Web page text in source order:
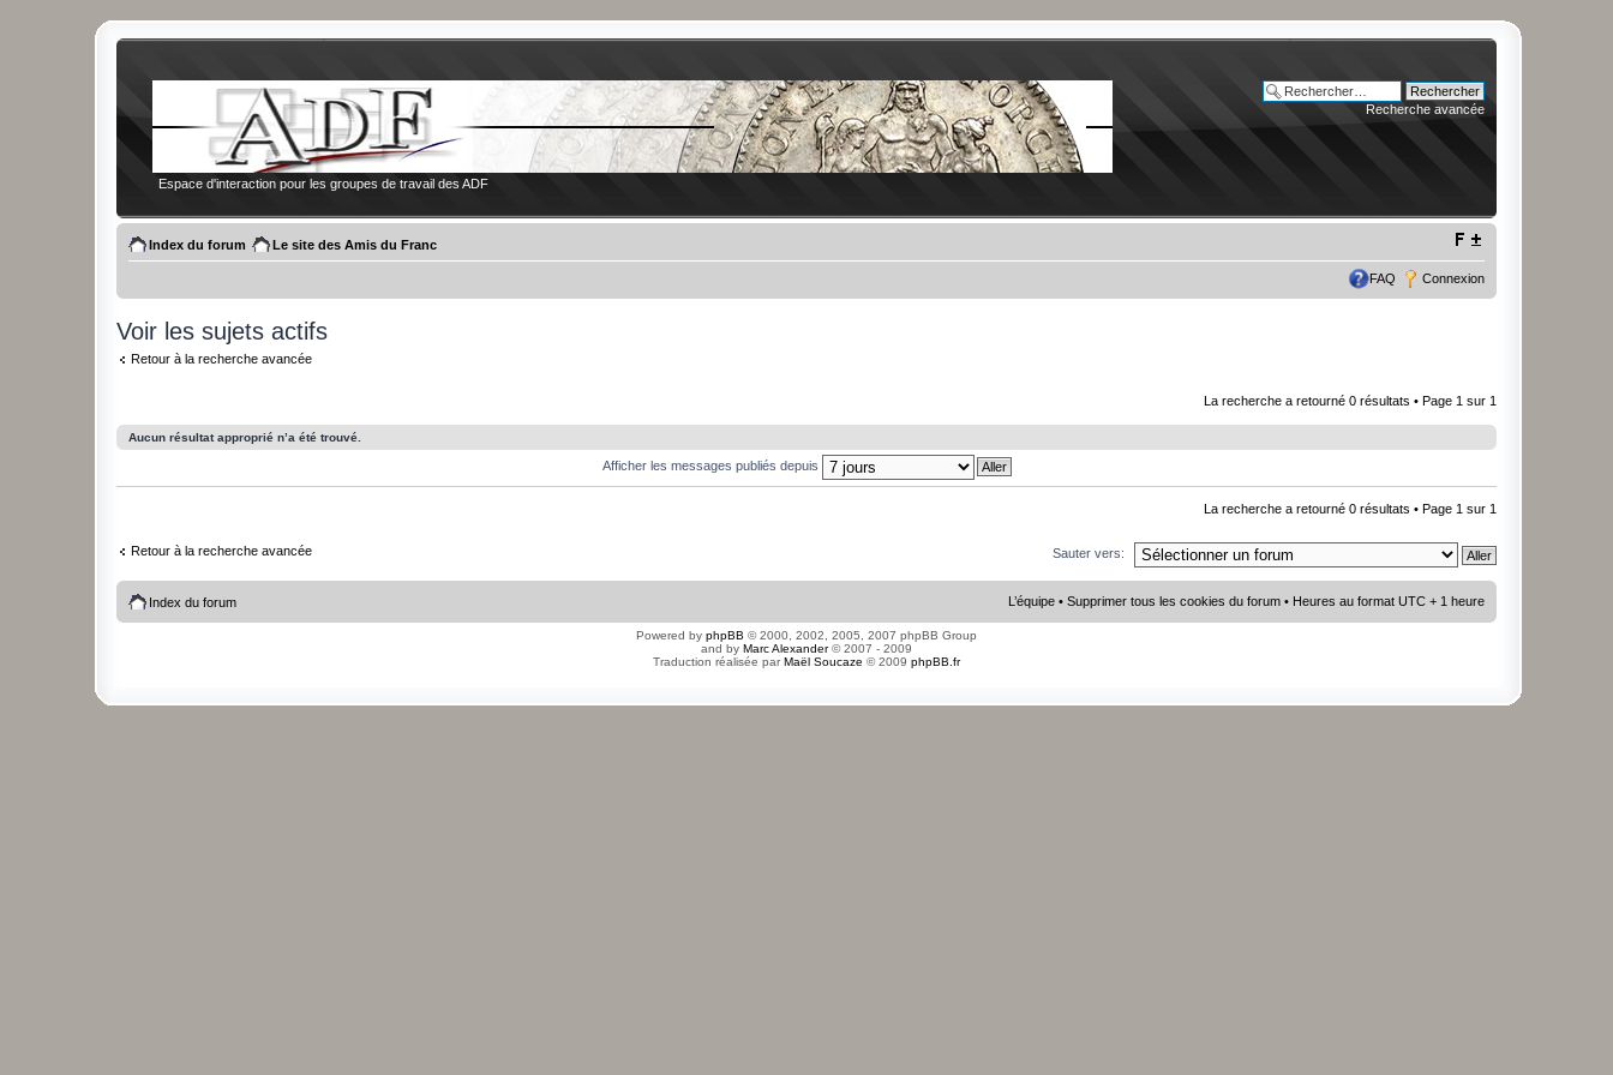
Espace d'interaction pour les groupes de travail des ADF
Recherche avancée
Index du forum Le site des Amis du Franc
FAQ Connexion
Voir les sujets actifs
Retour à la recherche avancée
La recherche a retourné 0 résultats • Page 1 sur 1
Aucun résultat approprié n’a été trouvé.
Afficher les messages publiés depuis
La recherche a retourné 0 résultats • Page 1 sur 1
Retour à la recherche avancée Sauter vers:
Index du forum L’équipe • Supprimer tous les cookies du forum • Heures au format UTC + 1 heure
Powered by phpBB © 2000, 2002, 2005, 2007 phpBB Group
and by Marc Alexander© 2007 - 2009
Traduction réalisée parMaël Soucaze © 2009 phpBB.fr